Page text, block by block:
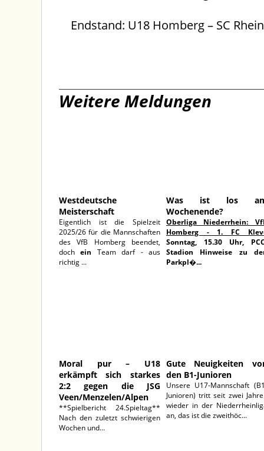
Endstand: U18 Homberg – SC
Weitere Meldungen
Westdeutsche
Meisterschaft
Eigentlich ist die Spielzeit
2025/26 für die Mannschaften
des VfB Homberg beendet,
dochein Team darf - aus
richtig ...
Was ist los
Wochenende?
Oberliga Niederrhein:
Homberg - 1. FC
Sonntag, 15.30 Uhr,
Stadion
Hinweise zu
Parkpl�...
Moral pur – U18
erkämpft sich starkes
2:2 gegen die JSG
Veen/Menzelen/Alpen
**Spielbericht 24.Spieltag**
Nach den zuletzt schwierigen
Wochen und...
Gute Neuigkeiten
den B1-Junioren
Unsere U17-Mannschaft
Junioren) tritt seit zwei
wieder in der
an, das ist die zweithöc...